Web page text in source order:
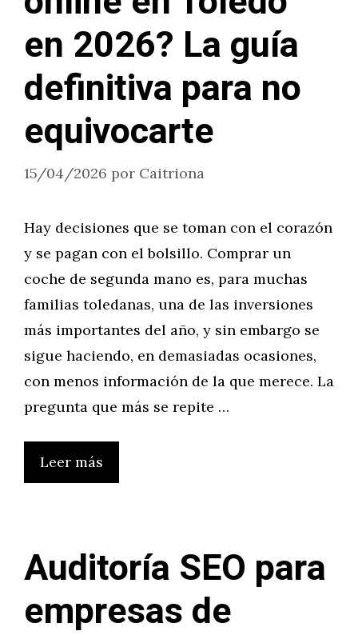
en 2026? La guía
definitiva para no
equivocarte
15/04/2026 por Caitriona
Hay decisiones que se toman con el corazón
y se pagan con el bolsillo. Comprar un
coche de segunda mano es, para muchas
familias toledanas, una de las inversiones
más importantes del año, y sin embargo se
sigue haciendo, en demasiadas ocasiones,
con menos información de la que merece. La
pregunta que más se repite …
Leer más
Auditoría SEO para
empresas de